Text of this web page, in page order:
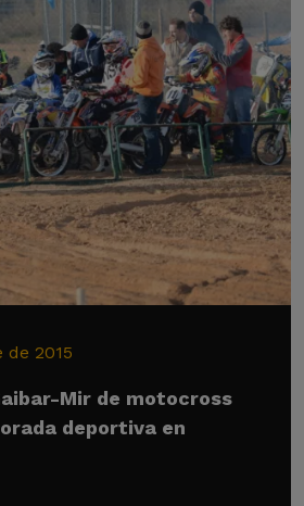
de 2015
Mir de motocross
deportiva en